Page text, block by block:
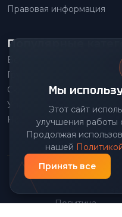
Мы
Этот сайт
улучшения работы
Продолжая
нашей
Принять все
Правовая информация
Популярные
Весовое оборудование
Грузоподъемное
Складское оборудование
Упаковочное
Наше производство
© 2026 Передовой
Политика